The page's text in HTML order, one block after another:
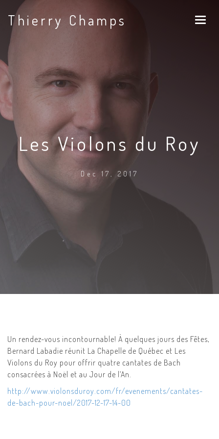
Thierry Champs
Les Violons du Roy
Dec 17, 2017
Un rendez-vous incontournable! À quelques jours des Fêtes,
Bernard Labadie réunit La Chapelle de Québec et Les
Violons du Roy pour offrir quatre cantates de Bach
consacrées à Noël et au Jour de l’An.
http://www.violonsduroy.com/fr/evenements/cantates-
de-bach-pour-noel/2017-12-17-14-00